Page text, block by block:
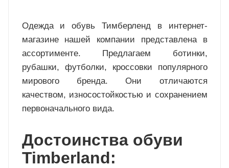
Одежда и обувь Тимберленд в интернет-
магазине нашей компании представлена в
ассортименте. Предлагаем ботинки,
рубашки, футболки, кроссовки популярного
мирового бренда. Они отличаются
качеством, износостойкостью и сохранением
первоначального вида.
Достоинства обуви
Timberland: